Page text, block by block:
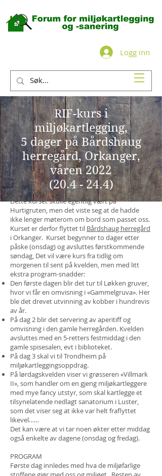
Logg inn
RIF-kurs i
miljøkartlegging,
5 dager på Bårdshaug
herregård, Orkanger,
våren 2022
(20.4 - 24.4)
Dette kurset skulle egentlig vært på
Hurtigruten, men det viste seg at de hadde
ikke lenger møterom om bord som passet oss.
Kurset er derfor flyttet til Bårdshaug herregård
i Orkanger. Kurset begynner to dager etter
påske (onsdag) og avsluttes førstkommende
søndag, Det vil være kurs fra tidlig om
morgenen til sent på kvelden, men med litt
ekstra program-snadder:
Den første dagen blir det tur til Løkken gruver,
hvor vi får en omvisning i «Gammelgruva». Her
ble det drevet utvinning av kobber i hundrevis
av år.
På dag 2 blir det servering av aperitiff og
omvisning i den gamle herregården. Kvelden
avsluttes med en 5-retters festmiddag i den
gamle spisesalen, evt i biblioteket.
På dag 3 skal vi til Trondheim på
miljøkartleggingsoppdrag.
På lørdagskvelden viser vi grøsseren «Villmark
II», som handler om en gjeng miljøkartleggere
med mye fancy utstyr, som skal kartlegge et
tilsynelatende nedlagt sanatorium i Luster,
som det viser seg at ikke var helt fraflyttet
likevel……
Det kan være at vi tar noen økter etter middag
også enkelte av dagene (onsdag og fredag).
PROGRAM
Første dag innledes med hva de miljøfarlige